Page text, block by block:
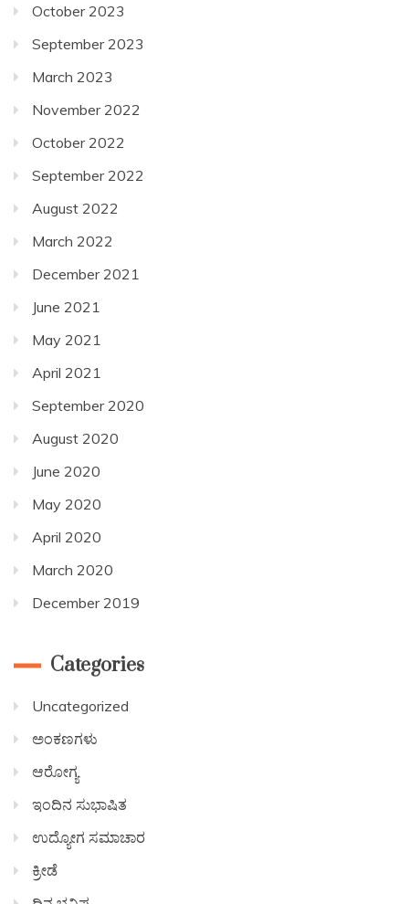
October 2023
September 2023
March 2023
November 2022
October 2022
September 2022
August 2022
March 2022
December 2021
June 2021
May 2021
April 2021
September 2020
August 2020
June 2020
May 2020
April 2020
March 2020
December 2019
Categories
Uncategorized
ಅಂಕಣಗಳು
ಆರೋಗ್ಯ
ಇಂದಿನ ಸುಭಾಷಿತ
ಉದ್ಯೋಗ ಸಮಾಚಾರ
ಕ್ರೀಡೆ